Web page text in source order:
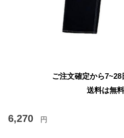
ご注文確定から
送料は無
6,270 円